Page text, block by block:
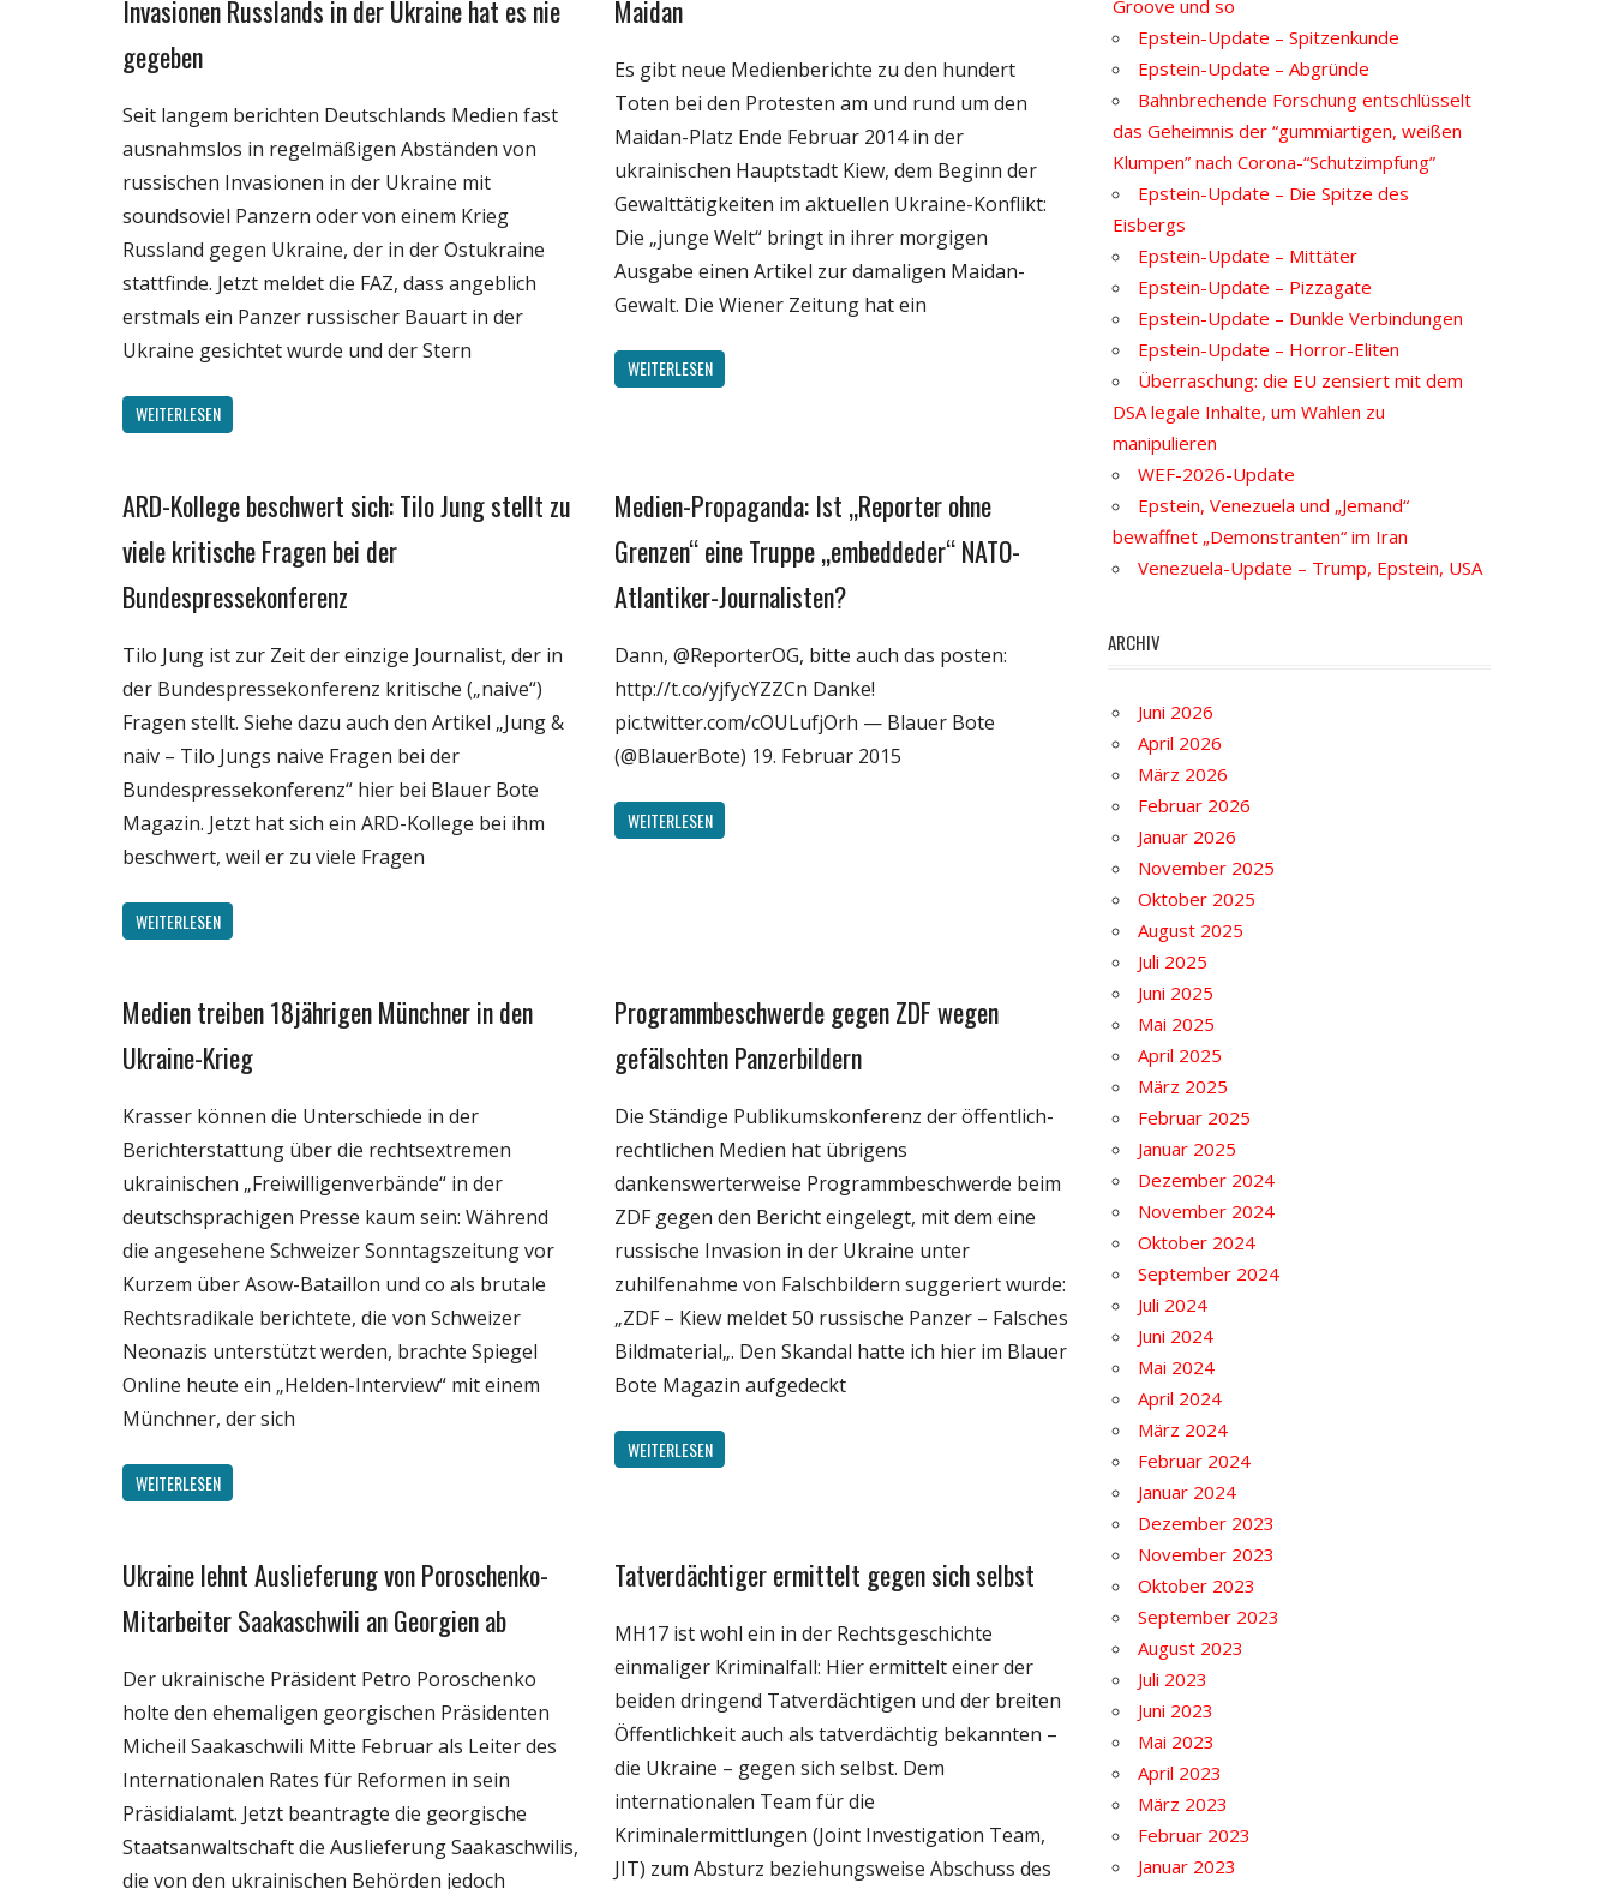
Politik
Webfundstück
Invasionen Russlands in der Ukraine hat es nie
gegeben
Seit langem berichten Deutschlands Medien fast
ausnahmslos in regelmäßigen Abständen von
russischen Invasionen in der Ukraine mit
soundsoviel Panzern oder von einem Krieg
Russland gegen Ukraine, der in der Ostukraine
stattfinde. Jetzt meldet die FAZ, dass angeblich
erstmals ein Panzer russischer Bauart in der
Ukraine gesichtet wurde und der Stern
WEITERLESEN
Politik
Wissenschaft
Maidan
Es gibt neue Medienberichte zu den hundert
Toten bei den Protesten am und rund um den
Maidan-Platz Ende Februar 2014 in der
ukrainischen Hauptstadt Kiew, dem Beginn der
Gewalttätigkeiten im aktuellen Ukraine-Konflikt:
Die „junge Welt“ bringt in ihrer morgigen
Ausgabe einen Artikel zur damaligen Maidan-
Gewalt. Die Wiener Zeitung hat ein
WEITERLESEN
Gesellschaft
Internet
Politik
ARD-Kollege beschwert sich: Tilo Jung stellt zu
viele kritische Fragen bei der
Bundespressekonferenz
Tilo Jung ist zur Zeit der einzige Journalist, der in
der Bundespressekonferenz kritische („naive“)
Fragen stellt. Siehe dazu auch den Artikel „Jung &
naiv – Tilo Jungs naive Fragen bei der
Bundespressekonferenz“ hier bei Blauer Bote
Magazin. Jetzt hat sich ein ARD-Kollege bei ihm
beschwert, weil er zu viele Fragen
WEITERLESEN
Gesellschaft
Politik
Webfundstück
Medien-Propaganda: Ist „Reporter ohne
Grenzen“ eine Truppe „embeddeder“ NATO-
Atlantiker-Journalisten?
Dann, @ReporterOG, bitte auch das posten:
http://t.co/yjfycYZZCn Danke!
pic.twitter.com/cOULufjOrh — Blauer Bote
(@BlauerBote) 19. Februar 2015
WEITERLESEN
Gesellschaft
Internet
Politik
Medien treiben 18jährigen Münchner in den
Ukraine-Krieg
Krasser können die Unterschiede in der
Berichterstattung über die rechtsextremen
ukrainischen „Freiwilligenverbände“ in der
deutschsprachigen Presse kaum sein: Während
die angesehene Schweizer Sonntagszeitung vor
Kurzem über Asow-Bataillon und co als brutale
Rechtsradikale berichtete, die von Schweizer
Neonazis unterstützt werden, brachte Spiegel
Online heute ein „Helden-Interview“ mit einem
Münchner, der sich
WEITERLESEN
Gesellschaft
Internet
Politik
Webfundstück
Programmbeschwerde gegen ZDF wegen
gefälschten Panzerbildern
Die Ständige Publikumskonferenz der öffentlich-
rechtlichen Medien hat übrigens
dankenswerterweise Programmbeschwerde beim
ZDF gegen den Bericht eingelegt, mit dem eine
russische Invasion in der Ukraine unter
zuhilfenahme von Falschbildern suggeriert wurde:
„ZDF – Kiew meldet 50 russische Panzer – Falsches
Bildmaterial„. Den Skandal hatte ich hier im Blauer
Bote Magazin aufgedeckt
WEITERLESEN
Gesellschaft
Webfundstück
Wirtschaft
Ukraine lehnt Auslieferung von Poroschenko-
Mitarbeiter Saakaschwili an Georgien ab
Der ukrainische Präsident Petro Poroschenko
holte den ehemaligen georgischen Präsidenten
Micheil Saakaschwili Mitte Februar als Leiter des
Internationalen Rates für Reformen in sein
Präsidialamt. Jetzt beantragte die georgische
Staatsanwaltschaft die Auslieferung Saakaschwilis,
die von den ukrainischen Behörden jedoch
Gesellschaft
Politik
Wissenschaft
Tatverdächtiger ermittelt gegen sich selbst
MH17 ist wohl ein in der Rechtsgeschichte
einmaliger Kriminalfall: Hier ermittelt einer der
beiden dringend Tatverdächtigen und der breiten
Öffentlichkeit auch als tatverdächtig bekannten –
die Ukraine – gegen sich selbst. Dem
internationalen Team für die
Kriminalermittlungen (Joint Investigation Team,
JIT) zum Absturz beziehungsweise Abschuss des
Groove und so
Epstein-Update – Spitzenkunde
Epstein-Update – Abgründe
Bahnbrechende Forschung entschlüsselt
das Geheimnis der “gummiartigen, weißen
Klumpen” nach Corona-“Schutzimpfung”
Epstein-Update – Die Spitze des
Eisbergs
Epstein-Update – Mittäter
Epstein-Update – Pizzagate
Epstein-Update – Dunkle Verbindungen
Epstein-Update – Horror-Eliten
Überraschung: die EU zensiert mit dem
DSA legale Inhalte, um Wahlen zu
manipulieren
WEF-2026-Update
Epstein, Venezuela und „Jemand“
bewaffnet „Demonstranten“ im Iran
Venezuela-Update – Trump, Epstein, USA
ARCHIV
Juni 2026
April 2026
März 2026
Februar 2026
Januar 2026
November 2025
Oktober 2025
August 2025
Juli 2025
Juni 2025
Mai 2025
April 2025
März 2025
Februar 2025
Januar 2025
Dezember 2024
November 2024
Oktober 2024
September 2024
Juli 2024
Juni 2024
Mai 2024
April 2024
März 2024
Februar 2024
Januar 2024
Dezember 2023
November 2023
Oktober 2023
September 2023
August 2023
Juli 2023
Juni 2023
Mai 2023
April 2023
März 2023
Februar 2023
Januar 2023